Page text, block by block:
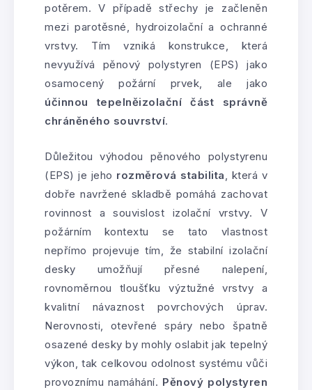
potěrem. V případě střechy je začleněn
mezi parotěsné, hydroizolační a ochranné
vrstvy. Tím vzniká konstrukce, která
nevyužívá pěnový polystyren (EPS) jako
osamocený požární prvek, ale jako
účinnou tepelněizolační část správně
chráněného souvrství.
Důležitou výhodou pěnového polystyrenu
(EPS) je jeho rozměrová stabilita, která v
dobře navržené skladbě pomáhá zachovat
rovinnost a souvislost izolační vrstvy. V
požárním kontextu se tato vlastnost
nepřímo projevuje tím, že stabilní izolační
desky umožňují přesné nalepení,
rovnoměrnou tloušťku výztužné vrstvy a
kvalitní návaznost povrchových úprav.
Nerovnosti, otevřené spáry nebo špatně
osazené desky by mohly oslabit jak tepelný
výkon, tak celkovou odolnost systému vůči
provoznímu namáhání. Pěnový polystyren